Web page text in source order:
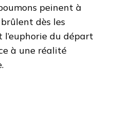
peinent à
dès les
l’euphorie du départ
à une réalité